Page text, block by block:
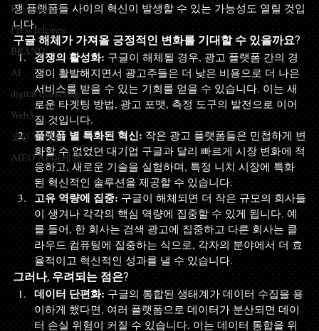
Blockchain
Press releases
BRAND
AI
digital marketing
Web3
코인 마케팅
AIEO AI 마케팅
쟁 플랫폼들 사이의 혁신이 발생할 수 있는 가능성도 열릴 것입
니다.
구글 해체가 가져올 긍정적인 변화를 기대할 수 있을까요?
경쟁의 활성화: 구글이 해체될 경우, 광고 플랫폼 간의 경
쟁이 활발해지면서 광고주들은 더 낮은 비용으로 더 나은
서비스를 받을 수 있는 기회를 얻을 수 있습니다. 이는 새
로운 타겟팅 방법, 광고 포맷, 측정 도구의 발전으로 이어
질 것입니다.
플랫폼 별 특화된 혁신: 작은 광고 플랫폼들은 민첩하게 변
화할 수 없었던 대기업 구글과 달리 빠르게 시장 변화에 적
응하고, 새로운 기술을 실험하며, 특정 니치 시장에 특화
된 혁신적인 솔루션을 제공할 수 있습니다.
고유 역량에 집중: 구글이 해체되면 더 작은 규모의 회사들
이 생겨나 각각의 핵심 역량에 집중할 수 있게 됩니다. 예
를 들어, 한 회사는 검색 광고에 집중하고 다른 회사는 클
라우드 컴퓨팅에 집중하는 식으로, 각자의 분야에서 더 효
율적이고 혁신적인 성과를 낼 수 있습니다.
그러나, 우려되는 점은?
데이터 단편화: 구글의 통합된 생태계가 데이터 수집을 용
이하게 했다면, 여러 플랫폼으로 데이터가 분산되면 데이
터 손실 위험이 커질 수 있습니다. 이는 데이터 통합을 위